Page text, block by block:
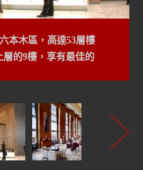
本木區，高達53層樓
的9樓，享有最佳的
典的下午茶點，每日
演。